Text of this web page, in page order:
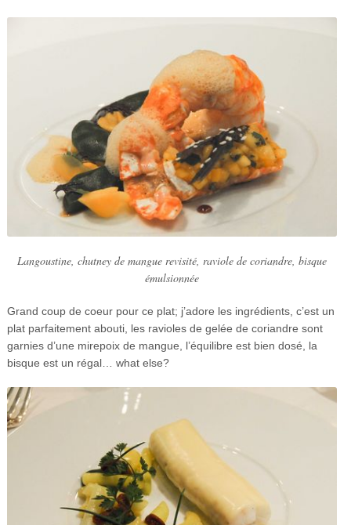
Langoustine, chutney de mangue revisité, raviole de coriandre, bisque
émulsionnée
Grand coup de coeur pour ce plat; j’adore les ingrédients, c’est un
plat parfaitement abouti, les ravioles de gelée de coriandre sont
garnies d’une mirepoix de mangue, l’équilibre est bien dosé, la
bisque est un régal… what else?